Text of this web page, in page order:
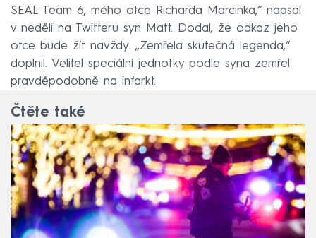
SEAL Team 6, mého otce Richarda Marcinka,“ napsal
v neděli na Twitteru syn Matt. Dodal, že odkaz jeho
otce bude žít navždy. „Zemřela skutečná legenda,“
doplnil. Velitel speciální jednotky podle syna zemřel
pravděpodobně na infarkt.
Čtěte také